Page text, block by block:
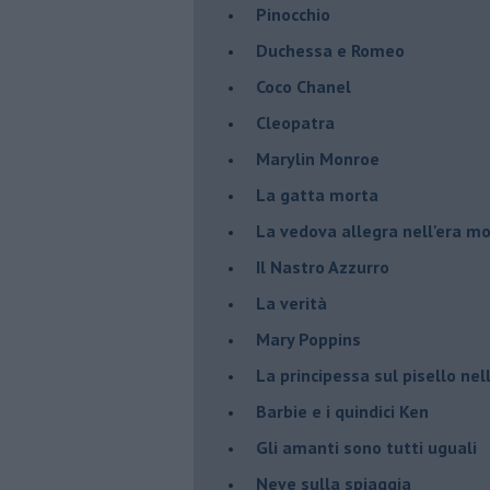
Pinocchio
Duchessa e Romeo
Coco Chanel
Cleopatra
Marylin Monroe
La gatta morta
La vedova allegra nell'era
​Il Nastro Azzurro
La verità
Mary Poppins
La principessa sul pisello
Barbie e i quindici Ken
Gli amanti sono tutti uguali
Neve sulla spiaggia